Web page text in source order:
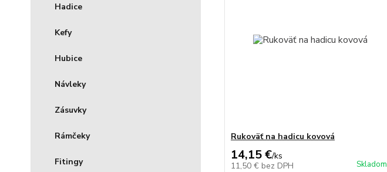
Hadice
Kefy
Hubice
Návleky
Zásuvky
Rámčeky
Fitingy
Rukoväť na hadicu kovová
14,15 €/ks
11,50 € bez DPH Skladom